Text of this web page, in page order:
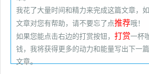
我花了大量时间和精力来完成这篇文章，
文章对您有帮助，请不要忘了点推荐哦！
如果您能点击右边的打赏按钮， 打赏一杯
钱，我将获得更多的动力和能量写出下一
文章。